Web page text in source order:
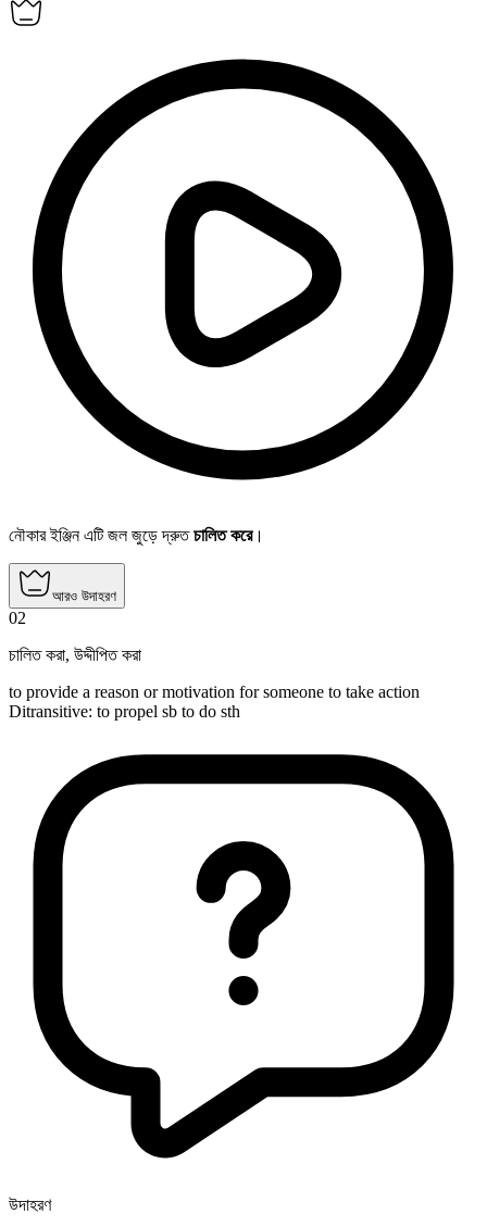
নৌকার ইঞ্জিন এটি জল জুড়ে দ্রুতচালিত করে।
আরও উদাহরণ
02
চালিত করা, উদ্দীপিত করা
to provide a reason or motivation for someone to take action
Ditransitive: to propel sb to do sth
উদাহরণ